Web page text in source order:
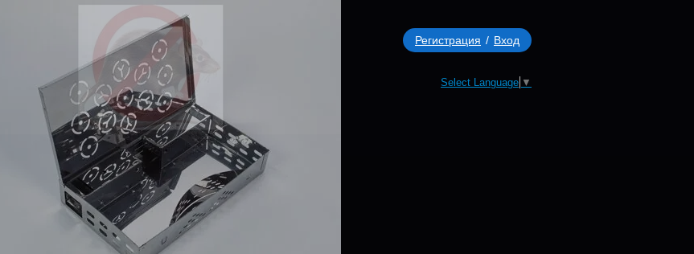
Select Language ▼
Регистрация / Вход